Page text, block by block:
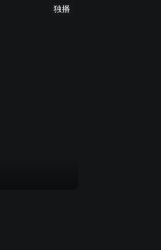
独播